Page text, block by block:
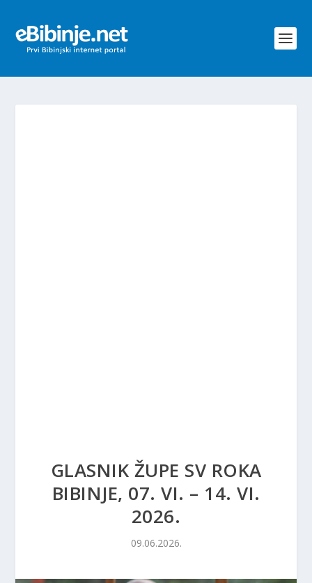
GLASNIK ŽUPE SV ROKA
BIBINJE, 07. VI. – 14. VI.
2026.
09.06.2026.